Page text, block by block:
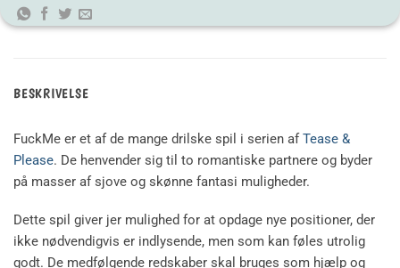
BESKRIVELSE
FuckMe er et af de mange drilske spil i serien af ​​Tease &
Please. De henvender sig til to romantiske partnere og byder
på masser af sjove og skønne fantasi muligheder.
Dette spil giver jer mulighed for at opdage nye positioner, der
ikke nødvendigvis er indlysende, men som kan føles utrolig
godt. De medfølgende redskaber skal bruges som hjælp og